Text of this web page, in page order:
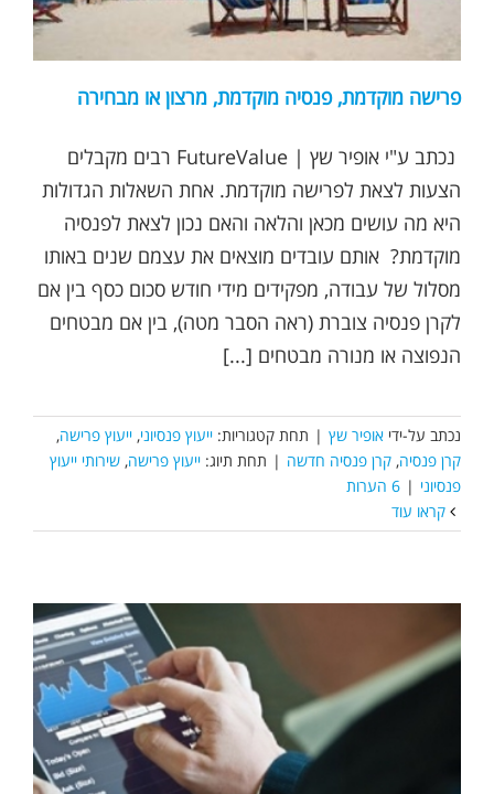
פרישה מוקדמת, פנסיה מוקדמת, מרצון או מבחירה
נכתב ע"י אופיר שץ | FutureValue רבים מקבלים
הצעות לצאת לפרישה מוקדמת. אחת השאלות הגדולות
היא מה עושים מכאן והלאה והאם נכון לצאת לפנסיה
מוקדמת? אותם עובדים מוצאים את עצמם שנים באותו
מסלול של עבודה, מפקידים מידי חודש סכום כסף בין אם
לקרן פנסיה צוברת (ראה הסבר מטה), בין אם מבטחים
הנפוצה או מנורה מבטחים [...]
נכתב על-ידי אופיר שץ | תחת קטגוריות: ייעוץ פנסיוני, ייעוץ פרישה,
קרן פנסיה, קרן פנסיה חדשה | תחת תיוג: ייעוץ פרישה, שירותי ייעוץ
פנסיוני | 6 הערות
קראו עוד